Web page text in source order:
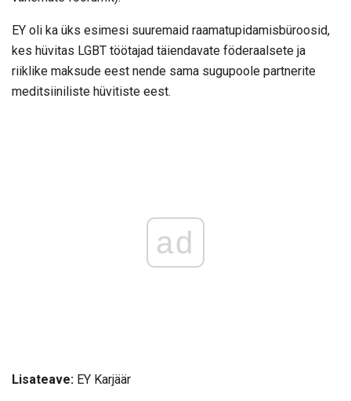
EY oli ka üks esimesi suuremaid raamatupidamisbüroosid,
kes hüvitas LGBT töötajad täiendavate föderaalsete ja
riiklike maksude eest nende sama sugupoole partnerite
meditsiiniliste hüvitiste eest.
ad
Lisateave: EY Karjäär